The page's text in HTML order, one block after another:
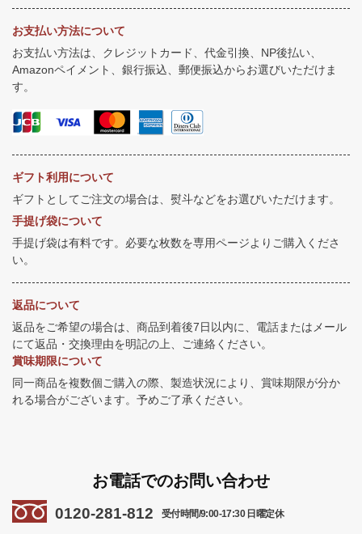
お支払い方法について
お支払い方法は、クレジットカード、代金引換、NP後払い、
Amazonペイメント、銀行振込、郵便振込からお選びいただけま
す。
ギフト利用について
ギフトとしてご注文の場合は、熨斗などをお選びいただけます。
手提げ袋について
手提げ袋は有料です。必要な枚数を専用ページよりご購入くださ
い。
返品について
返品をご希望の場合は、商品到着後7日以内に、電話またはメール
にて返品・交換理由を明記の上、ご連絡ください。
賞味期限について
同一商品を複数個ご購入の際、製造状況により、賞味期限が分か
れる場合がございます。予めご了承ください。
お電話でのお問い合わせ
0120-281-812 受付時間/9:00-17:30 日曜定休